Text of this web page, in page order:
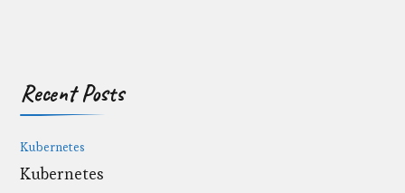
Recent Posts
Kubernetes
Kubernetes